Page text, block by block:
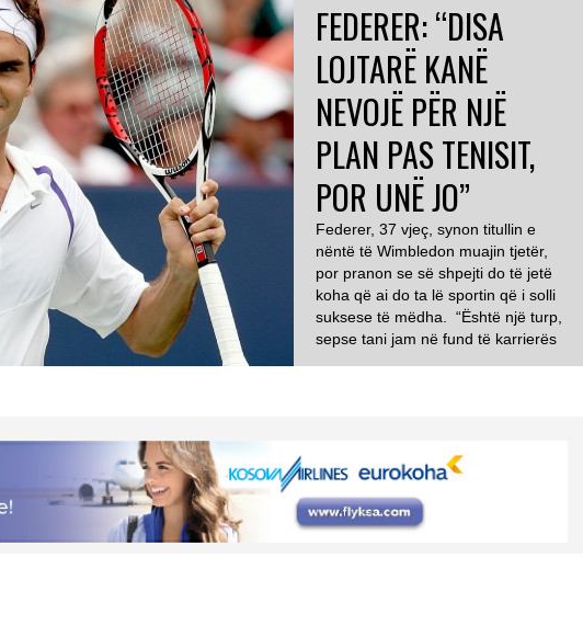
FEDERER: “DISA
LOJTARË KANË
NEVOJË PËR NJË
PLAN PAS TENISIT,
POR UNË JO”
Federer, 37 vjeç, synon titullin e
nëntë të Wimbledon muajin tjetër,
por pranon se së shpejti do të jetë
koha që ai do ta lë sportin që i solli
suksese të mëdha. “Është një turp,
sepse tani jam në fund të karrierës